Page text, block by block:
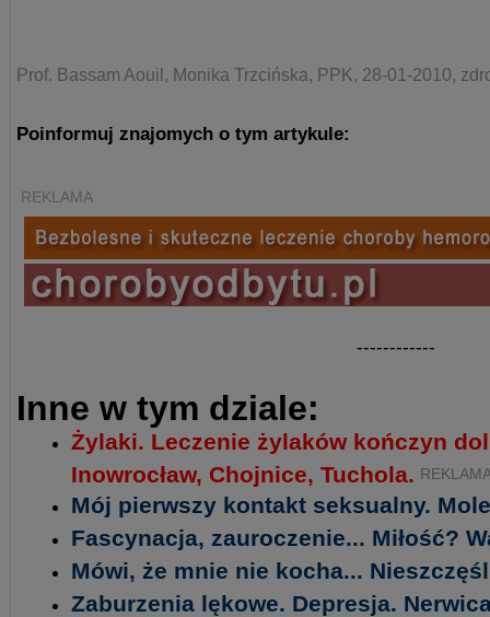
Prof. Bassam Aouil, Monika Trzcińska, PPK, 28-01-2010,
Poinformuj znajomych o tym artykule:
REKLAMA
------------
Inne w tym dziale:
Żylaki. Leczenie żylaków kończyn
Inowrocław, Chojnice, Tuchola.
Mój pierwszy kontakt seksualny.
Fascynacja, zauroczenie... Miłość?
Mówi, że mnie nie kocha...
Zaburzenia lękowe. Depresja.